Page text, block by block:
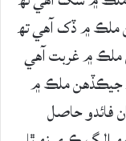
ملڪ ۾ ڏک آھي تھ
ملڪ ۾ غربت آھي
جيڪڏھن ملڪ ۾
فائدو حاصل